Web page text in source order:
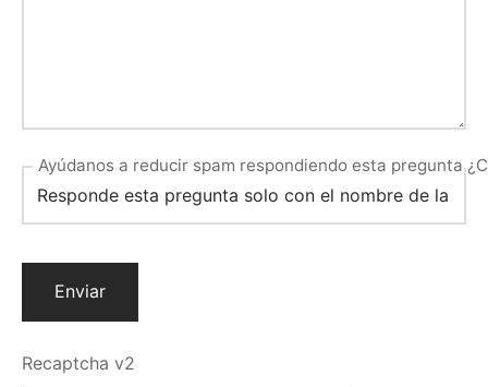
Ayúdanos a reducir spam respondiendo esta pregunta
Recaptcha v2